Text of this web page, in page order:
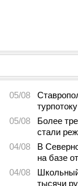
05/08
05/08
Более
стали
04/08
В
на базе
04/08
тысячи